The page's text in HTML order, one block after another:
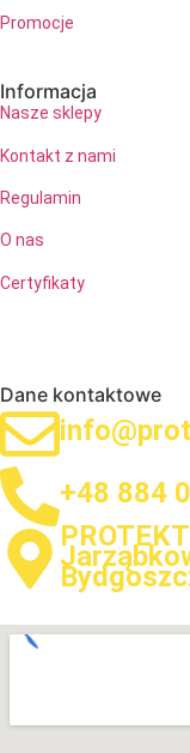
Promocje
Informacja
Nasze sklepy
Kontakt z nami
Regulamin
O nas
Certyfikaty
Dane kontaktowe
+48 884